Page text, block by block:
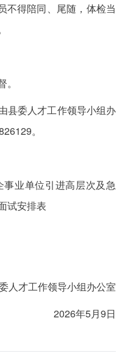
不得陪同、尾随，体检当
县委人才工作领导小组办
。
业单位引进高层次及急
试安排表
人才工作领导小组办公室
2026年5月9日